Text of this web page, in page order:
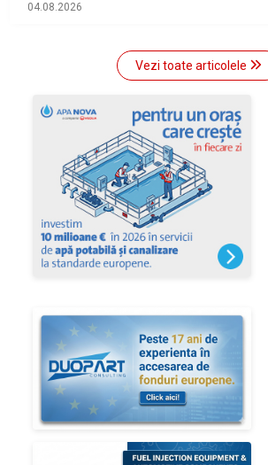
04.08.2026
Vezi toate articolele